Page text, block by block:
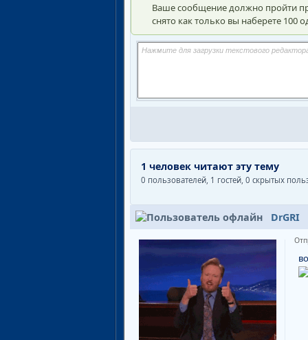
DrGRI
Ваше сообщение должно пройти
снято как только вы наберете
1 человек читают эту тему
0 пользователей, 1 гостей, 0 скрытых